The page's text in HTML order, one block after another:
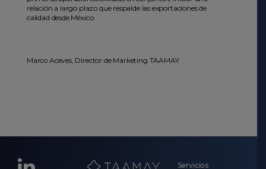
relación a largo plazo que respalde las exportaciones de
calidad desde México.
Marco Aceves, Director de Marketing TAAMAY
Servicios